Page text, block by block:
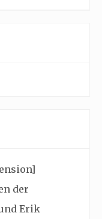
der
Erik